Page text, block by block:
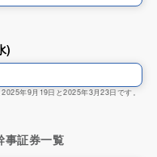
)
年9月19日と2025年3月23日です。
事証券一覧